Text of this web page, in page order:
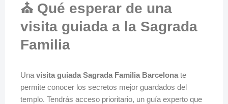
⛪ Qué esperar de una
visita guiada a la Sagrada
Familia
Una visita guiada Sagrada Familia Barcelona te
permite conocer los secretos mejor guardados del
templo. Tendrás acceso prioritario, un guía experto que